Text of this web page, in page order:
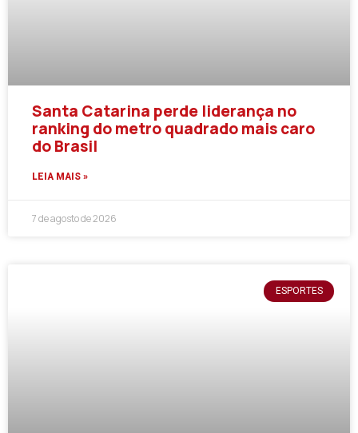
Santa Catarina perde liderança no
ranking do metro quadrado mais caro
do Brasil
LEIA MAIS »
7 de agosto de 2026
ESPORTES